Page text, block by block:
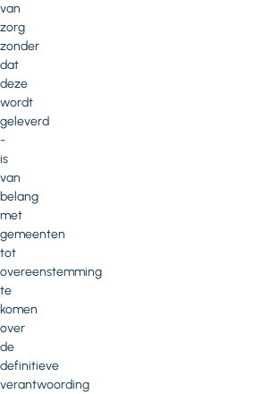
van
zorg
zonder
dat
deze
wordt
geleverd
-
is
van
belang
met
gemeenten
tot
overeenstemming
te
komen
over
de
definitieve
verantwoording